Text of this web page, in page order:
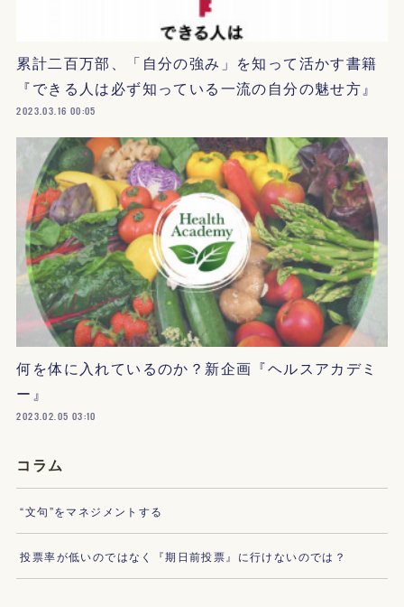
累計二百万部、「自分の強み」を知って活かす書籍
『できる人は必ず知っている一流の自分の魅せ方』
2023.03.16 00:05
何を体に入れているのか？新企画『ヘルスアカデミ
ー』
2023.02.05 03:10
コラム
“文句”をマネジメントする
投票率が低いのではなく『期日前投票』に行けないのでは？